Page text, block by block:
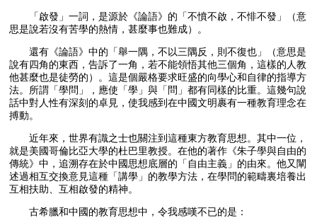
「啟發」一詞，是源於《論語》的「不憤不啟，不悱不發」（意
思是說若沒有苦學的熱情，甚麼事也難成）。
還有《論語》中的「舉一隅，不以三隅反，則不復也」（意思是
說有四角的東西，告訴了一角，若不能領悟其他三個角，這樣的人教
他甚麼也是徒勞的）。這是個嚴格要求旺盛的向學心和自律的指導方
法。所謂「學問」，應使「學」與「問」都有同樣的比重。這幾句說
話中對人性有深刻的卓見，使我感到在中國文明裹有一種教育理念在
搏動。
近年來，世界有識之士也關注到這種東方教育思想。其中一位，
就是美國哥倫比亞大學的杜巴里教授。在他的著作《朱子學與自由的
傳統》中，追溯存在於中國思想底層的「自由主義」的由來。他又闡
述過相互交換意見這種「講學」的教學方法，在學問的範疇裏培養出
互相扶助、互相啟發的精神。
古希臘和中國的教育思想中，令我感嘆不已的是：